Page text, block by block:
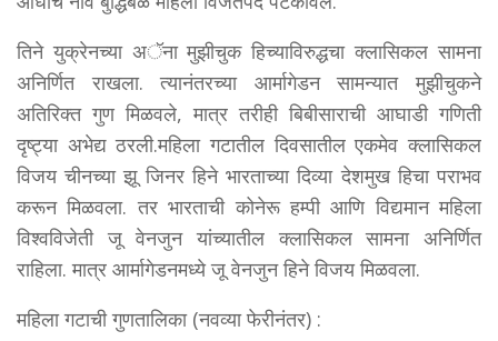
तिने युक्रेनच्या अॅना मुझीचुक हिच्याविरुद्धचा क्लासिकल सामना
अनिर्णित राखला. त्यानंतरच्या आर्मागेडन सामन्यात मुझीचुकने
अतिरिक्त गुण मिळवले, मात्र तरीही बिबीसाराची आघाडी गणिती
दृष्ट्या अभेद्य ठरली.महिला गटातील दिवसातील एकमेव क्लासिकल
विजय चीनच्या झू जिनर हिने भारताच्या दिव्या देशमुख हिचा पराभव
करून मिळवला. तर भारताची कोनेरू हम्पी आणि विद्यमान महिला
विश्वविजेती जू वेनजुन यांच्यातील क्लासिकल सामना अनिर्णित
राहिला. मात्र आर्मागेडनमध्ये जू वेनजुन हिने विजय मिळवला.
महिला गटाची गुणतालिका (नवव्या फेरीनंतर) :